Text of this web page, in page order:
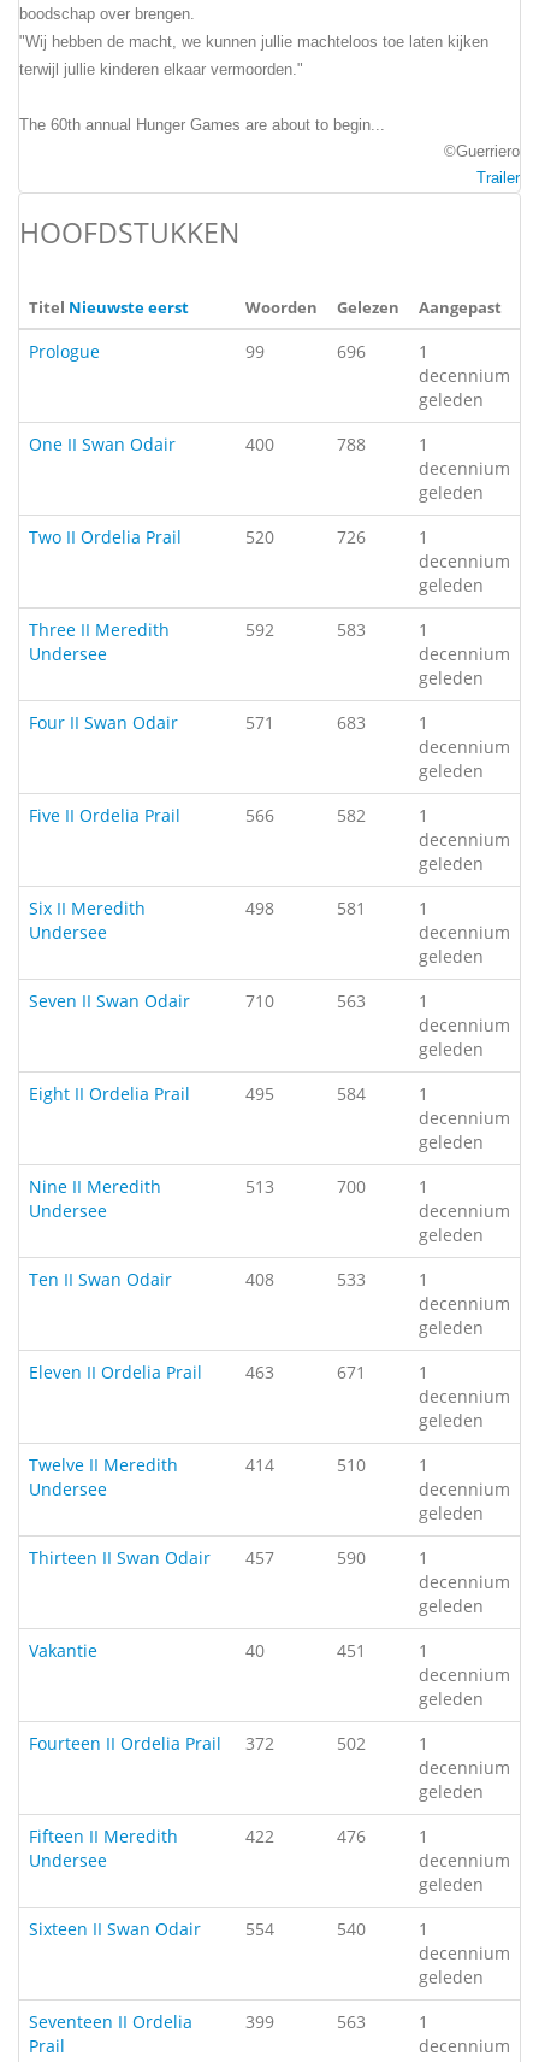
boodschap over brengen.
"Wij hebben de macht, we kunnen jullie machteloos toe laten kijken
terwijl jullie kinderen elkaar vermoorden."
The 60th annual Hunger Games are about to begin...
©Guerriero
Trailer
HOOFDSTUKKEN
Titel Nieuwste eerst Woorden Gelezen Aangepast
Prologue 99 696
1
decennium
geleden
One II Swan Odair
400 788
1
decennium
geleden
Two II Ordelia Prail
520 726
1
decennium
geleden
Three II Meredith
Undersee
592 583
1
decennium
geleden
Four II Swan Odair
571 683
1
decennium
geleden
Five II Ordelia Prail
566 582
1
decennium
geleden
Six II Meredith
Undersee
498 581
1
decennium
geleden
Seven II Swan Odair
710 563
1
decennium
geleden
Eight II Ordelia Prail
495 584
1
decennium
geleden
Nine II Meredith
Undersee
513 700
1
decennium
geleden
Ten II Swan Odair
408 533
1
decennium
geleden
Eleven II Ordelia Prail
463 671
1
decennium
geleden
Twelve II Meredith
Undersee
414 510
1
decennium
geleden
Thirteen II Swan Odair
457 590
1
decennium
geleden
Vakantie
40 451
1
decennium
geleden
Fourteen II Ordelia Prail
372 502
1
decennium
geleden
Fifteen II Meredith
Undersee
422 476
1
decennium
geleden
Sixteen II Swan Odair
554 540
1
decennium
geleden
Seventeen II Ordelia
Prail
399 563
1
decennium